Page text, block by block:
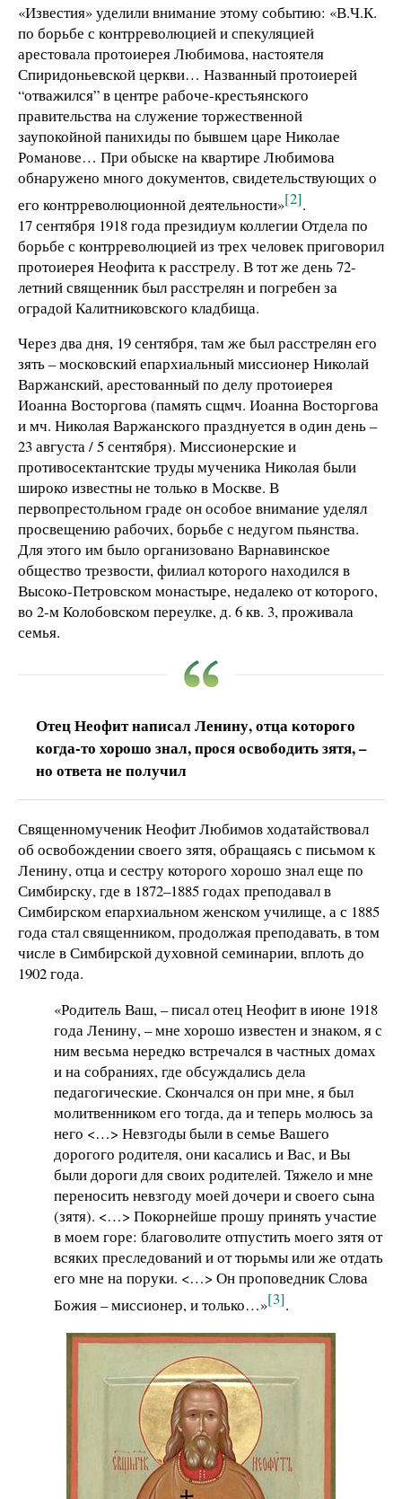
«Известия» уделили внимание этому событию: «В.Ч.К.
по борьбе с контрреволюцией и спекуляцией
арестовала протоиерея Любимова, настоятеля
Спиридоньевской церкви… Названный протоиерей
“отважился” в центре рабоче-крестьянского
правительства на служение торжественной
заупокойной панихиды по бывшем царе Николае
Романове… При обыске на квартире Любимова
обнаружено много документов, свидетельствующих о
его контрреволюционной деятельности»[2].
17 сентября 1918 года президиум коллегии Отдела по
борьбе с контрреволюцией из трех человек приговорил
протоиерея Неофита к расстрелу. В тот же день 72-
летний священник был расстрелян и погребен за
оградой Калитниковского кладбища.
Через два дня, 19 сентября, там же был расстрелян его
зять – московский епархиальный миссионер Николай
Варжанский, арестованный по делу протоиерея
Иоанна Восторгова (память сщмч. Иоанна Восторгова
и мч. Николая Варжанского празднуется в один день –
23 августа / 5 сентября). Миссионерские и
противосектантские труды мученика Николая были
широко известны не только в Москве. В
первопрестольном граде он особое внимание уделял
просвещению рабочих, борьбе с недугом пьянства.
Для этого им было организовано Варнавинское
общество трезвости, филиал которого находился в
Высоко-Петровском монастыре, недалеко от которого,
во 2-м Колобовском переулке, д. 6 кв. 3, проживала
семья.
Отец Неофит написал Ленину, отца которого
когда-то хорошо знал, прося освободить зятя, –
но ответа не получил
Священномученик Неофит Любимов ходатайствовал
об освобождении своего зятя, обращаясь с письмом к
Ленину, отца и сестру которого хорошо знал еще по
Симбирску, где в 1872–1885 годах преподавал в
Симбирском епархиальном женском училище, а с 1885
года стал священником, продолжая преподавать, в том
числе в Симбирской духовной семинарии, вплоть до
1902 года.
«Родитель Ваш, – писал отец Неофит в июне 1918
года Ленину, – мне хорошо известен и знаком, я с
ним весьма нередко встречался в частных домах
и на собраниях, где обсуждались дела
педагогические. Скончался он при мне, я был
молитвенником его тогда, да и теперь молюсь за
него <…> Невзгоды были в семье Вашего
дорогого родителя, они касались и Вас, и Вы
были дороги для своих родителей. Тяжело и мне
переносить невзгоду моей дочери и своего сына
(зятя). <…> Покорнейше прошу принять участие
в моем горе: благоволите отпустить моего зятя от
всяких преследований и от тюрьмы или же отдать
его мне на поруки. <…> Он проповедник Слова
Божия – миссионер, и только…»[3].